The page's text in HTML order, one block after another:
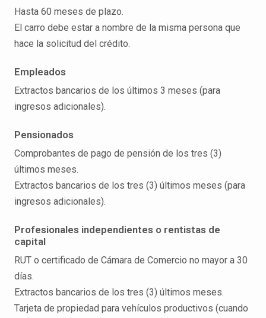
Hasta 60 meses de plazo.
El carro debe estar a nombre de la misma persona que
hace la solicitud del crédito.
Empleados
Extractos bancarios de los últimos 3 meses (para
ingresos adicionales).
Pensionados
Comprobantes de pago de pensión de los tres (3)
últimos meses.
Extractos bancarios de los tres (3) últimos meses (para
ingresos adicionales).
Profesionales independientes o rentistas de
capital
RUT o certificado de Cámara de Comercio no mayor a 30
días.
Extractos bancarios de los tres (3) últimos meses.
Tarjeta de propiedad para vehículos productivos (cuando